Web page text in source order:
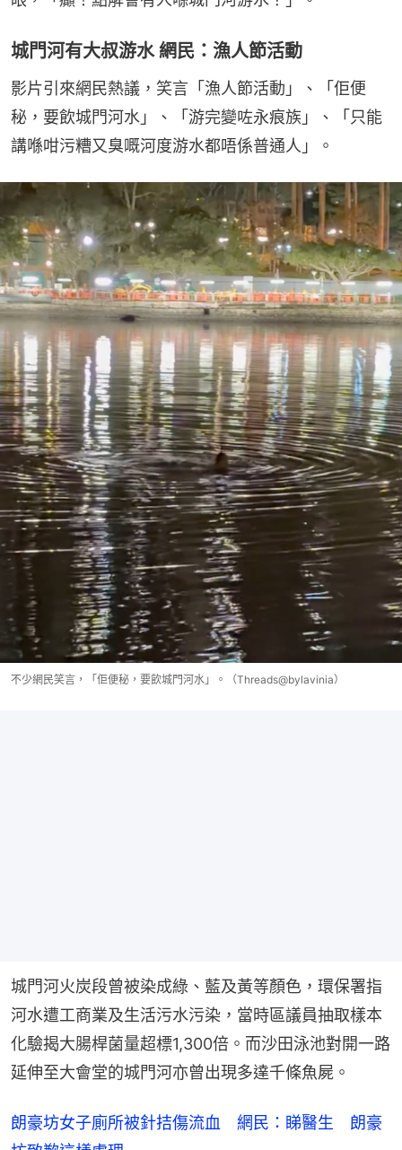
城門河有大叔游水 網民：漁人節活動
影片引來網民熱議，笑言「漁人節活動」、「佢便
秘，要飲城門河水」、「游完變咗永痕族」、「只能
講喺咁污糟又臭嘅河度游水都唔係普通人」。
不少網民笑言，「佢便秘，要飲城門河水」。（Threads@bylavinia）
城門河火炭段曾被染成綠、藍及黃等顏色，環保署指
河水遭工商業及生活污水污染，當時區議員抽取樣本
化驗揭大腸桿菌量超標1,300倍。而沙田泳池對開一路
延伸至大會堂的城門河亦曾出現多達千條魚屍。
朗豪坊女子廁所被針拮傷流血 網民：睇醫生 朗豪